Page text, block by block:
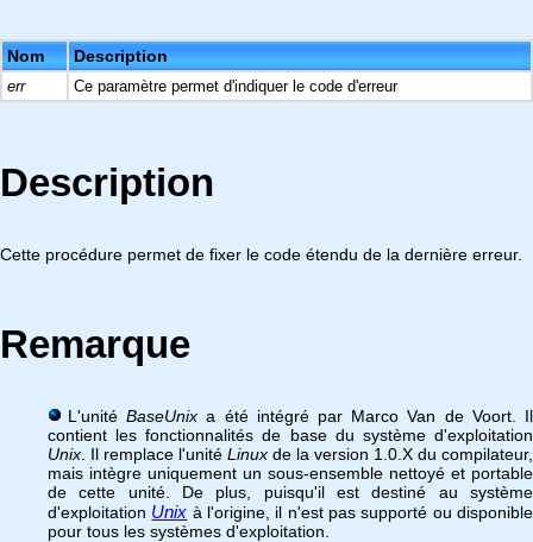
Nom Description
err Ce paramètre permet d'indiquer le code d'erreur
Description
Cette procédure permet de fixer le code étendu de la dernière erreur.
Remarque
L'unitéBaseUnix a été intégré par Marco Van de Voort. Il
contient les fonctionnalités de base du système d'exploitation
Unix . Il remplace l'unité Linux de la version 1.0.X du compilateur,
mais intègre uniquement un sous-ensemble nettoyé et portable
de cette unité. De plus, puisqu'il est destiné au système
d'exploitation Unix à l'origine, il n'est pas supporté ou disponible
pour tous les systèmes d'exploitation.